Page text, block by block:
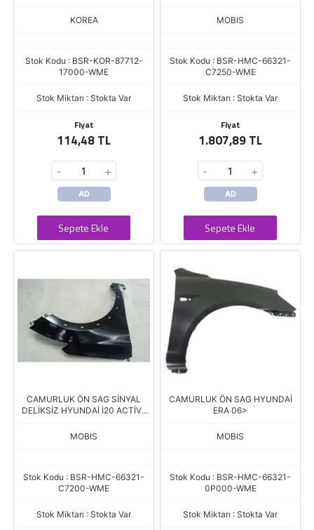
KOREA
Stok Kodu : BSR-KOR-87712-
17000-WME
Stok Miktarı : Stokta Var
Fiyat
114,48 TL
- +
AD
Sepete Ekle
MOBIS
Stok Kodu : BSR-HMC-66321-
C7250-WME
Stok Miktarı : Stokta Var
Fiyat
1.807,89 TL
- +
AD
Sepete Ekle
CAMURLUK ÖN SAG SİNYAL
DELİKSİZ HYUNDAİ İ20 ACTİVE
MOBIS
Stok Kodu : BSR-HMC-66321-
C7200-WME
Stok Miktarı : Stokta Var
CAMURLUK ÖN SAG HYUNDAİ
ERA 06>
MOBIS
Stok Kodu : BSR-HMC-66321-
0P000-WME
Stok Miktarı : Stokta Var